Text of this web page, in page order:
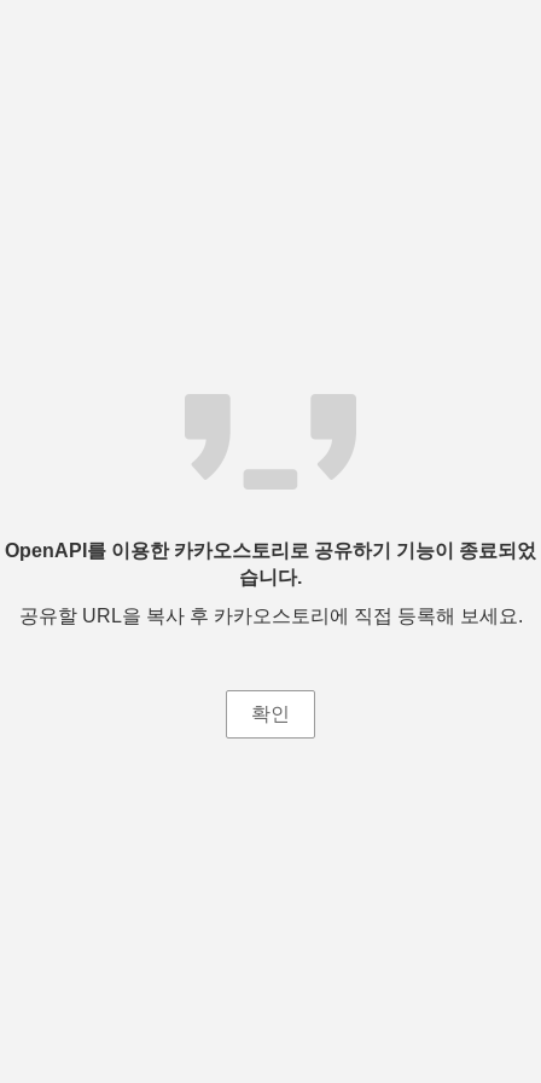
OpenAPI를 이용한 카카오스토리로 공유하기 기능이 종료되었
습니다.
공유할 URL을 복사 후 카카오스토리에 직접 등록해 보세요.
확인